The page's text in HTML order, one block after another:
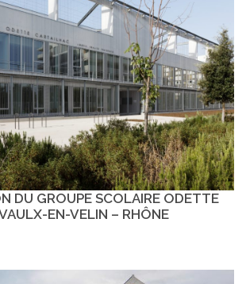
DU GROUPE SCOLAIRE ODETTE
EN-VELIN – RHÔNE